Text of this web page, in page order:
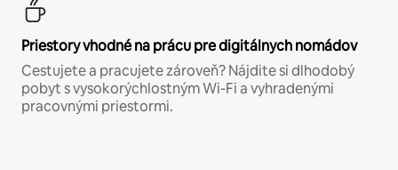
Priestory vhodné na prácu pre digitálnych nomádov
Cestujete a pracujete zároveň? Nájdite si dlhodobý
pobyt s vysokorýchlostným Wi-Fi a vyhradenými
pracovnými priestormi.